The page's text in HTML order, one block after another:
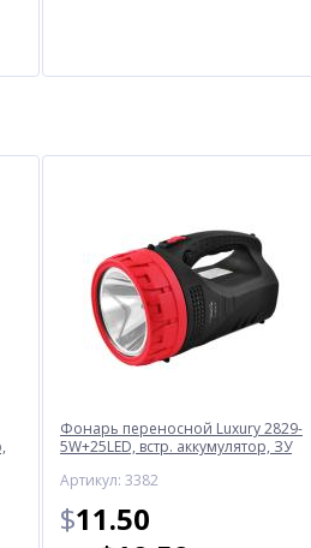
Фонарь переносной Luxury 2829-
5W+25LED, встр. аккумулятор, ЗУ
Артикул: 3382
$11.50